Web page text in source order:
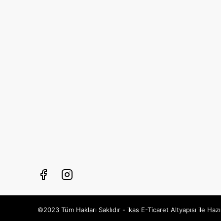
©2023 Tüm Hakları Saklıdır - ikas E-Ticaret Altyapısı ile